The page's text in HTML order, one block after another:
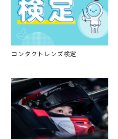
コンタクトレンズ検定